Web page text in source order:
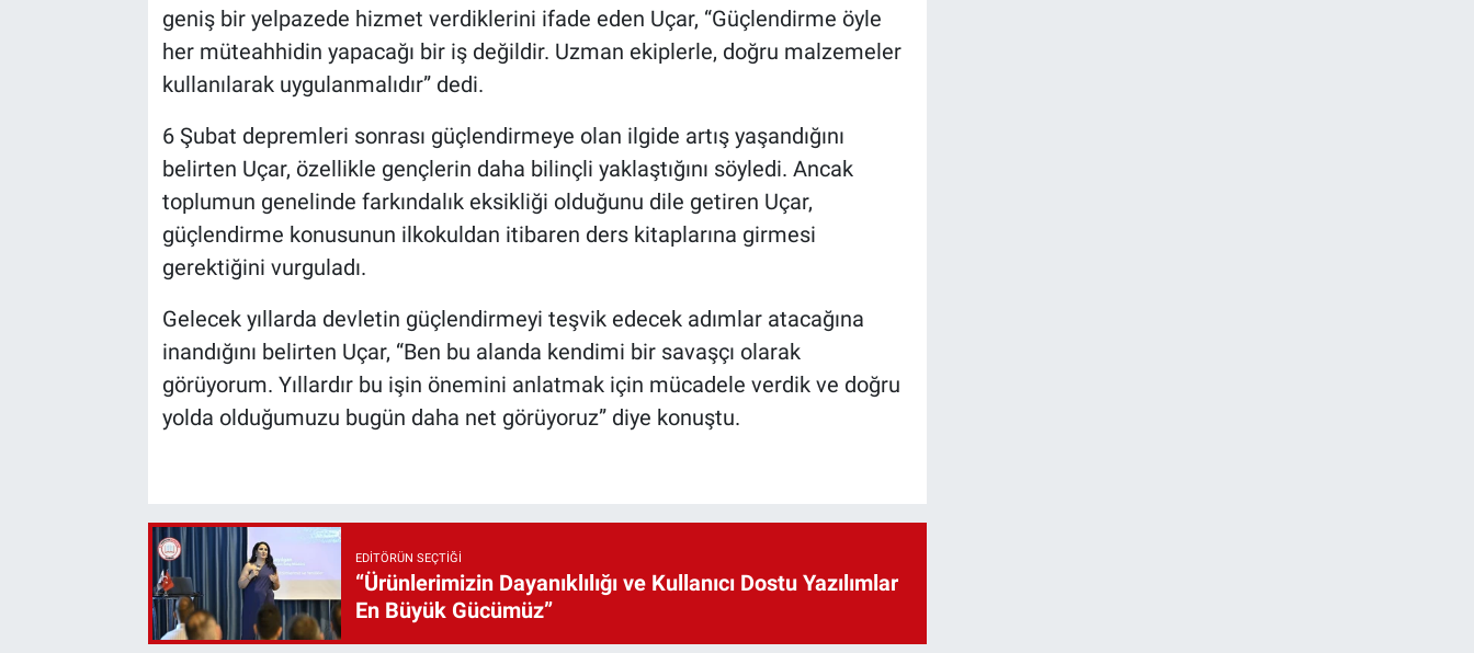
geniş bir yelpazede hizmet verdiklerini ifade eden Uçar, “Güçlendirme öyle
her müteahhidin yapacağı bir iş değildir. Uzman ekiplerle, doğru malzemeler
kullanılarak uygulanmalıdır” dedi.
6 Şubat depremleri sonrası güçlendirmeye olan ilgide artış yaşandığını
belirten Uçar, özellikle gençlerin daha bilinçli yaklaştığını söyledi. Ancak
toplumun genelinde farkındalık eksikliği olduğunu dile getiren Uçar,
güçlendirme konusunun ilkokuldan itibaren ders kitaplarına girmesi
gerektiğini vurguladı.
Gelecek yıllarda devletin güçlendirmeyi teşvik edecek adımlar atacağına
inandığını belirten Uçar, “Ben bu alanda kendimi bir savaşçı olarak
görüyorum. Yıllardır bu işin önemini anlatmak için mücadele verdik ve doğru
yolda olduğumuzu bugün daha net görüyoruz” diye konuştu.
EDITÖRÜN SEÇTIĞI
“Ürünlerimizin Dayanıklılığı ve Kullanıcı Dostu Yazılımlar
En Büyük Gücümüz”